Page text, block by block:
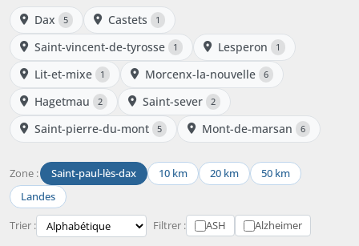
Dax 5 Castets 1
Saint-vincent-de-tyrosse 1 Lesperon 1
Lit-et-mixe 1 Morcenx-la-nouvelle 6
Hagetmau 2 Saint-sever 2
Saint-pierre-du-mont 5 Mont-de-marsan 6
Zone : Saint-paul-lès-dax 10 km 20 km
50 km
Landes
Trier : Filtrer : ASH Alzheimer